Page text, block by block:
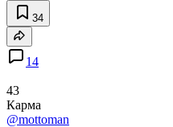
34
14
43
Карма
@mottoman